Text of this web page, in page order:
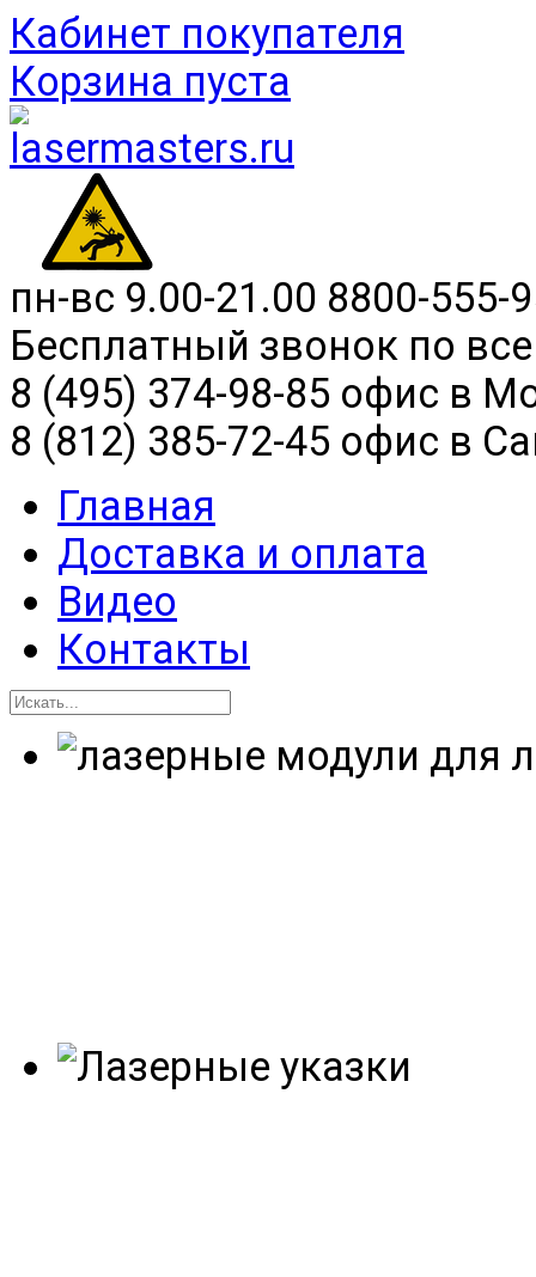
Кабинет покупателя
Корзина пуста
пн-вс 9.00-21.00 8800-555-
Бесплатный звонок по
8 (495) 374-98-85 офис в
8 (812) 385-72-45 офис в
Главная
Доставка и оплата
Видео
Контакты